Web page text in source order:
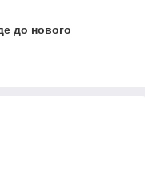
до нового